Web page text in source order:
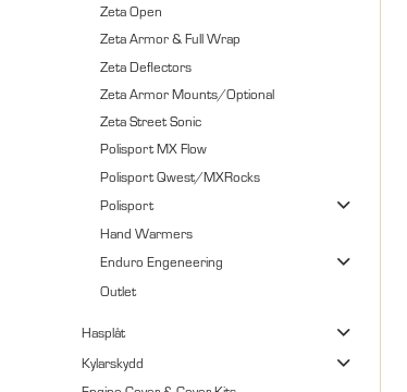
Zeta Open
Zeta Armor & Full Wrap
Zeta Deflectors
Zeta Armor Mounts/Optional
Zeta Street Sonic
Polisport MX Flow
Polisport Qwest/MXRocks
Polisport
Hand Warmers
Enduro Engeneering
Outlet
Hasplåt
Kylarskydd